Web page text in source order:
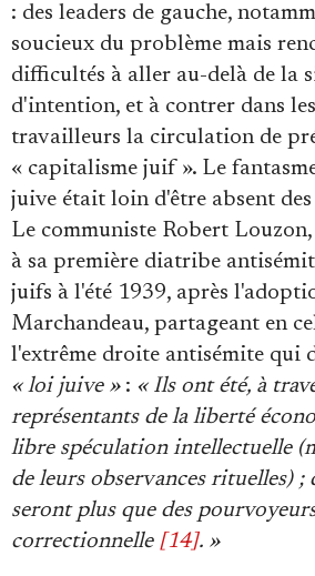
: des leaders de gauche,
soucieux du problème mais
difficultés à aller au-delà de la
d'intention, et à contrer dans
travailleurs la circulation de
« capitalisme juif ». Le
juive était loin d'être absent
Le communiste Robert
à sa première diatribe
juifs à l'été 1939, après
Marchandeau, partageant en
l'extrême droite antisémite qui
« loi juive »: « Ils ont été, à
représentants de la liberté
libre spéculation intellectuelle
de leurs observances rituelles) ;
seront plus que des
correctionnelle [14]. »